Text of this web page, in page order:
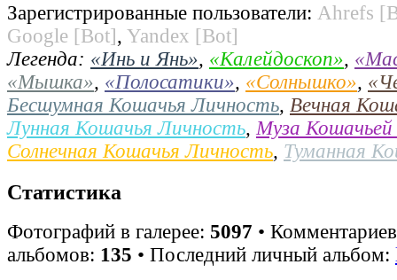
Зарегистрированные пользователи: Ahrefs
Google [Bot], Yandex [Bot]
Легенда: «Инь и Янь», «Калейдоскоп»,
«Мышка», «Полосатики», «Солнышко»,
Бесшумная Кошачья Личность, Вечная
Лунная Кошачья Личность, Муза
Солнечная Кошачья Личность, Туманная
Статистика
Фотографий в галерее: 5097 •
альбомов: 135 • Последний личный альбом: